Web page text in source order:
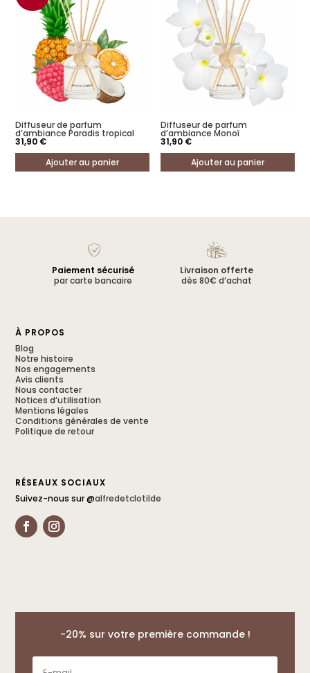
Diffuseur de parfum
d’ambiance Paradis tropical
31,90 €
Ajouter au panier
Diffuseur de parfum
d’ambiance Monoï
31,90 €
Ajouter au panier
Paiement sécurisé
par carte bancaire
Livraison offerte
dès 80€ d’achat
À PROPOS
Blog
Notre histoire
Nos engagements
Avis clients
Nous contacter
Notices d’utilisation
Mentions légales
Conditions générales de vente
Politique de retour
RÉSEAUX SOCIAUX
Suivez-nous sur @alfredetclotilde
-20% sur votre première commande !